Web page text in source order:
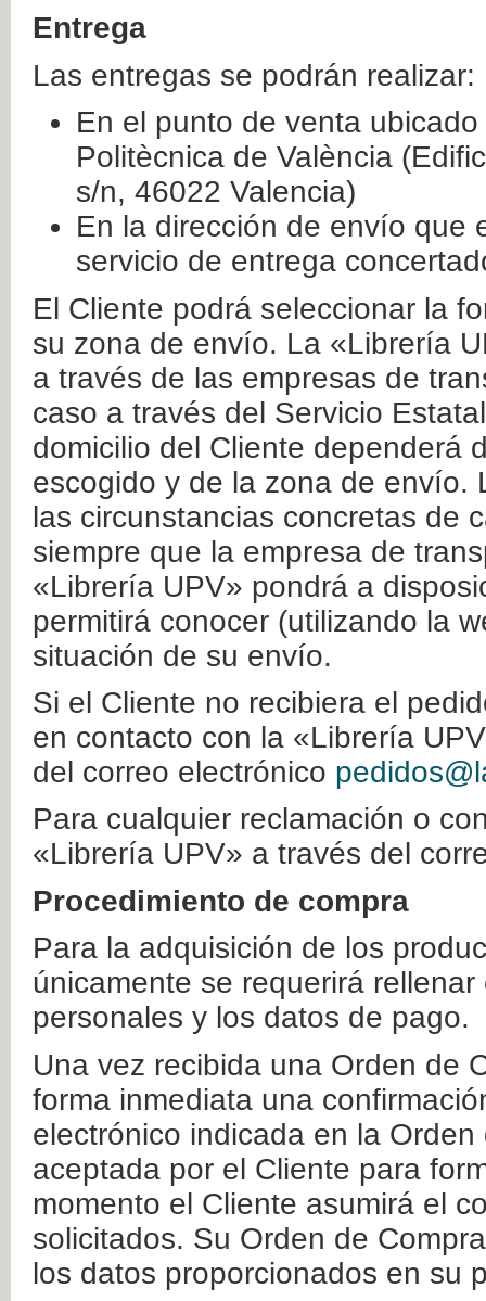
Entrega
Las entregas se podrán realizar:
En el punto de venta
Politècnica de València
s/n, 46022 Valencia)
En la dirección de envío que
servicio de entrega
El Cliente podrá seleccionar la
su zona de envío. La «Librería
a través de las empresas de
caso a través del Servicio
domicilio del Cliente dependerá
escogido y de la zona de envío.
las circunstancias concretas de
siempre que la empresa de
«Librería UPV» pondrá a
permitirá conocer (utilizando la
situación de su envío.
Si el Cliente no recibiera el
en contacto con la «Librería
del correo electrónico
Para cualquier reclamación o
«Librería UPV» a través del
Procedimiento de compra
Para la adquisición de los
únicamente se requerirá
personales y los datos de pago.
Una vez recibida una Orden de
forma inmediata una
electrónico indicada en la
aceptada por el Cliente para
momento el Cliente asumirá el
solicitados. Su Orden de
los datos proporcionados en su